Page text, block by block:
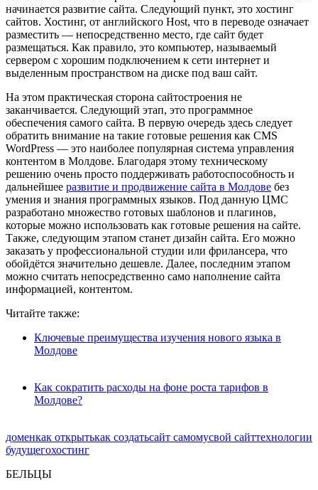
начинается развитие сайта. Следующий пункт, это хостинг
сайтов. Хостинг, от английского Host, что в переводе означает
разместить — непосредственно место, где сайт будет
размещаться. Как правило, это компьютер, называемый
сервером с хорошим подключением к сети интернет и
выделенным пространством на диске под ваш сайт.
На этом практическая сторона сайтостроения не
заканчивается. Следующий этап, это программное
обеспечения самого сайта. В первую очередь здесь следует
обратить внимание на такие готовые решения как CMS
WordPress — это наиболее популярная система управления
контентом в Молдове. Благодаря этому техническому
решению очень просто поддерживать работоспособность и
дальнейшее развитие и продвижение сайта в Молдове без
умения и знания программных языков. Под данную ЦМС
разработано множество готовых шаблонов и плагинов,
которые можно использовать как готовые решения на сайте.
Также, следующим этапом станет дизайн сайта. Его можно
заказать у профессиональной студии или фрилансера, что
обойдётся значительно дешевле. Далее, последним этапом
можно считать непосредственно само наполнение сайта
информацией, контентом.
Читайте также:
Ключевые преимущества изучения нового языка в
Молдове
Как сократить расходы на фоне роста тарифов в
Молдове?
доменкак открытькак создатьсайт самомусвой сайттехнологии
будущегохостинг
БЕЛЬЦЫ